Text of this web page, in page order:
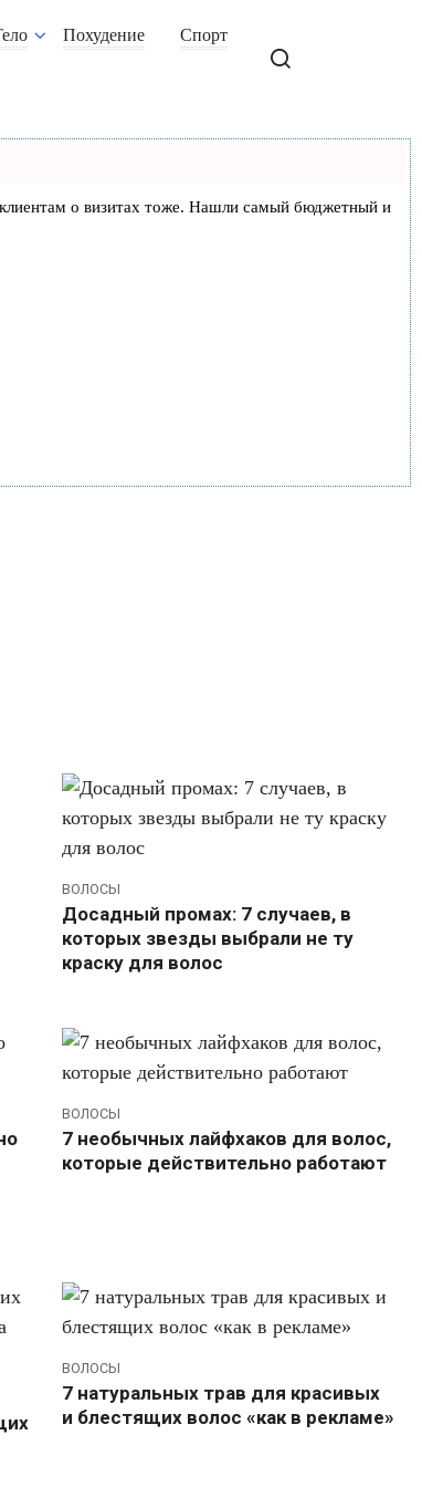
Похудение Спорт
клиентам о визитах тоже. Нашли самый бюджетный и
ВОЛОСЫ
Досадный промах: 7 случаев, в
которых звезды выбрали не ту
краску для волос
ВОЛОСЫ
7 необычных лайфхаков для волос,
которые действительно работают
ВОЛОСЫ
7 натуральных трав для красивых
и блестящих волос «как в рекламе»